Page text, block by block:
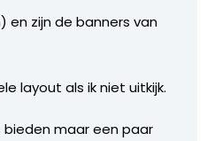
en zijn de banners van
layout als ik niet uitkijk.
maar een paar